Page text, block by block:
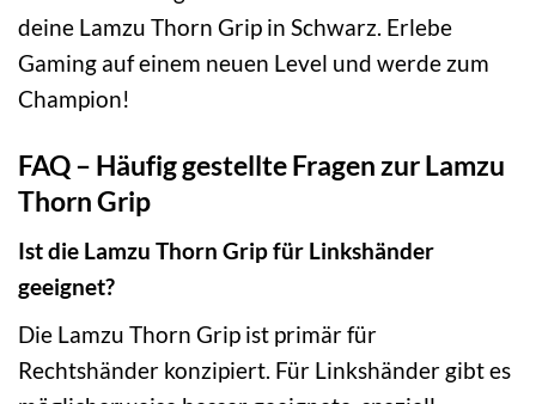
deine Lamzu Thorn Grip in Schwarz. Erlebe
Gaming auf einem neuen Level und werde zum
Champion!
FAQ – Häufig gestellte Fragen zur Lamzu
Thorn Grip
Ist die Lamzu Thorn Grip für Linkshänder
geeignet?
Die Lamzu Thorn Grip ist primär für
Rechtshänder konzipiert. Für Linkshänder gibt es